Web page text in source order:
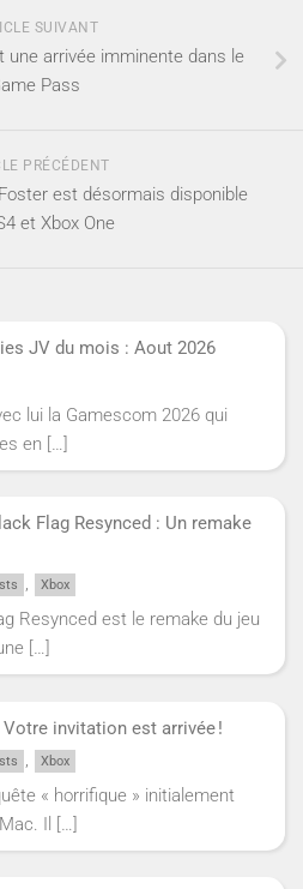
SUIVANT
une arrivée imminente dans le
Pass
PRÉCÉDENT
est désormais disponible
et Xbox One
JV du mois : Aout 2026
lui la Gamescom 2026 qui
en […]
Flag Resynced : Un remake
, Xbox
Resynced est le remake du jeu
[…]
Votre invitation est arrivée !
, Xbox
« horrifique » initialement
Il […]